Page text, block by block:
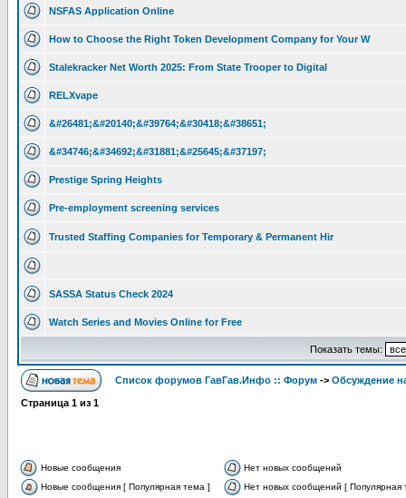
NSFAS Application Online
How to Choose the Right Token Development Company for Your W
Stalekracker Net Worth 2025: From State Trooper to Digital
RELXvape
&#26481;&#20140;&#39764;&#30418;&#38651;
&#34746;&#34692;&#31881;&#25645;&#37197;
Prestige Spring Heights
Pre-employment screening services
Trusted Staffing Companies for Temporary & Permanent Hir
SASSA Status Check 2024
Watch Series and Movies Online for Free
Показать темы:
Список форумов ГавГав.Инфо :: Форум -> Обсуждение
Страница 1 из 1
Новые сообщения
Нет новых сообщений
Новые сообщения [ Популярная тема ]
Нет новых сообщений [ Популярная